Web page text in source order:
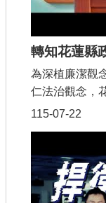
回首頁
桃園市政府
常見問答
工務局
網站導覽
【網站安全政策】
115-07-22
為深植廉潔觀
仁法治觀念，
案例，製作旨
用」原則，若
「公務員廉政
政風單位，唯